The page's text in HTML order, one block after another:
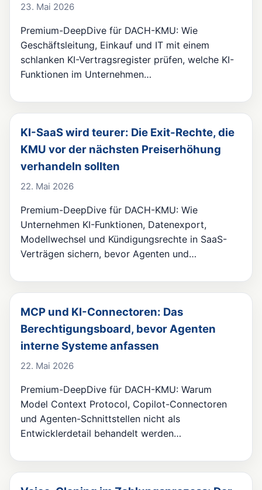
23. Mai 2026
Premium-DeepDive für DACH-KMU: Wie
Geschäftsleitung, Einkauf und IT mit einem
schlanken KI-Vertragsregister prüfen, welche KI-
Funktionen im Unternehmen…
KI-SaaS wird teurer: Die Exit-Rechte, die
KMU vor der nächsten Preiserhöhung
verhandeln sollten
22. Mai 2026
Premium-DeepDive für DACH-KMU: Wie
Unternehmen KI-Funktionen, Datenexport,
Modellwechsel und Kündigungsrechte in SaaS-
Verträgen sichern, bevor Agenten und…
MCP und KI-Connectoren: Das
Berechtigungsboard, bevor Agenten
interne Systeme anfassen
22. Mai 2026
Premium-DeepDive für DACH-KMU: Warum
Model Context Protocol, Copilot-Connectoren
und Agenten-Schnittstellen nicht als
Entwicklerdetail behandelt werden…